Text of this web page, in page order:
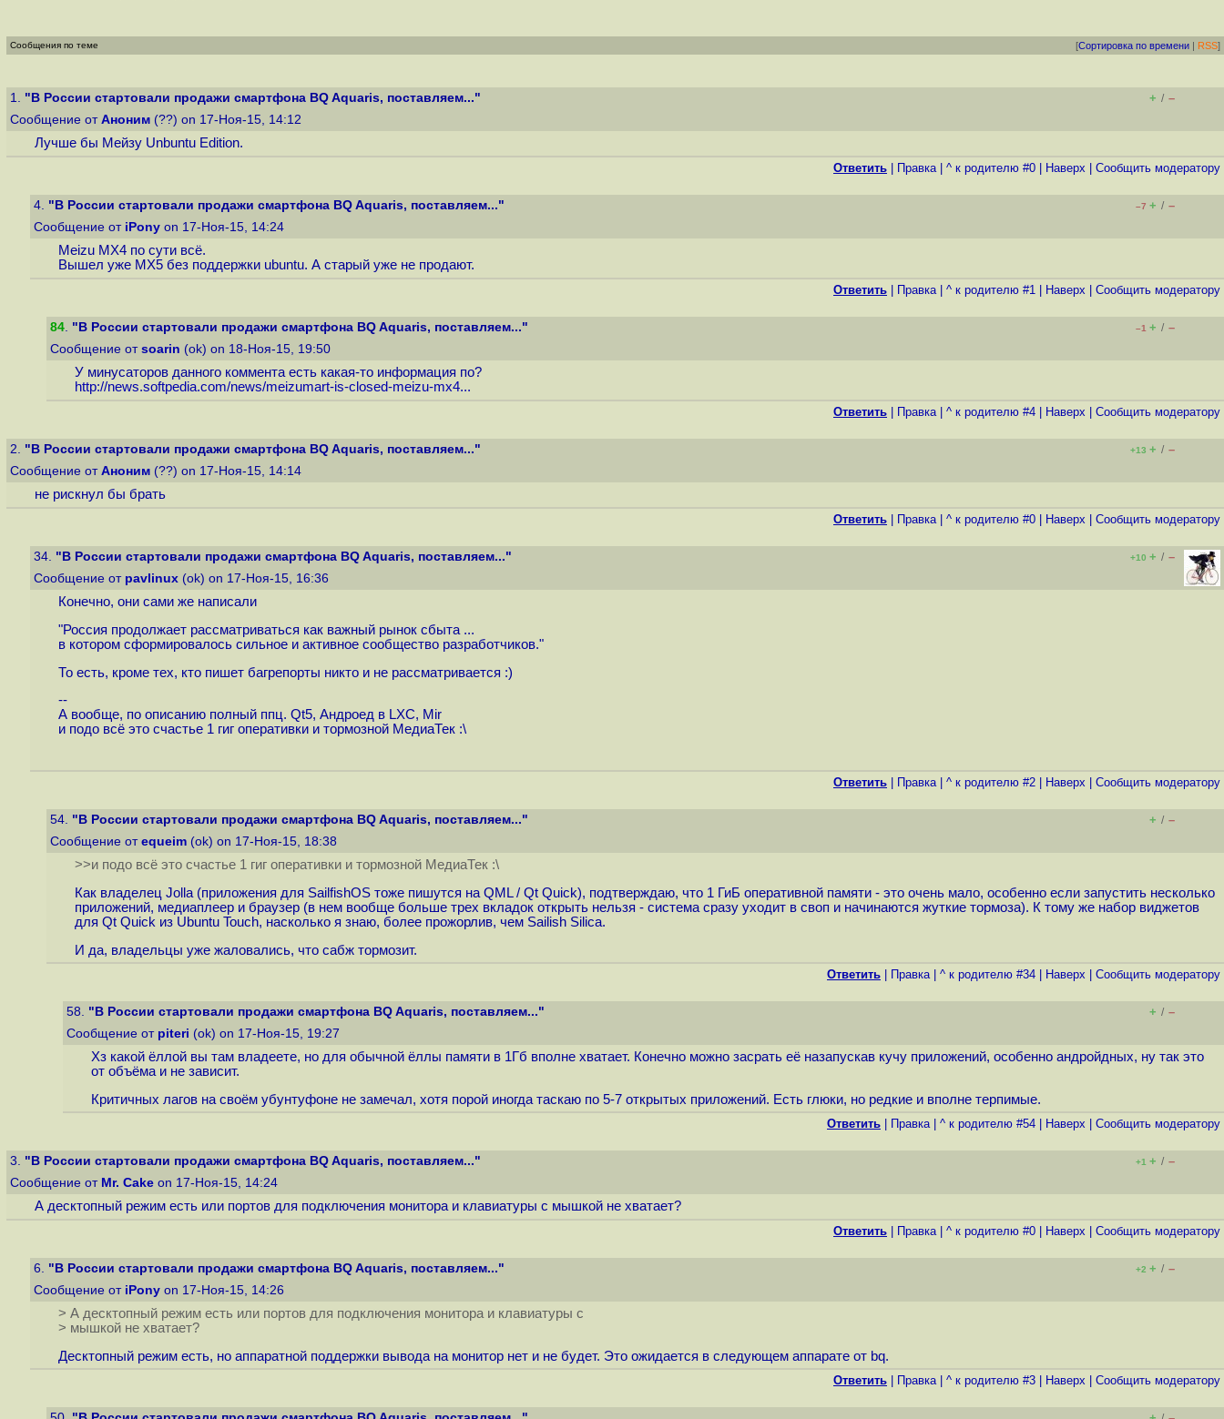
Сообщения по теме [Сортировка по времени | RSS]
1. "В России стартовали продажи смартфона BQ Aquaris, поставляем..." + / –
Сообщение от Аноним (??) on 17-Ноя-15, 14:12
Лучше бы Мейзу Unbuntu Edition.
Ответить Правка| ^ к родителю #0 Наверх Cообщить модератору
4. "В России стартовали продажи смартфона BQ Aquaris, поставляем..." –7 + / –
Сообщение от iPony on 17-Ноя-15, 14:24
Meizu MX4 по сути всё.
Вышел уже MX5 без поддержки ubuntu. А старый уже не продают.
Ответить Правка| ^ к родителю #1 Наверх Cообщить модератору
84. "В России стартовали продажи смартфона BQ Aquaris, поставляем..." –1 + / –
Сообщение от soarin (ok) on 18-Ноя-15, 19:50
У минусаторов данного коммента есть какая-то информация по?
http://news.softpedia.com/news/meizumart-is-closed-meizu-mx4...
Ответить Правка| ^ к родителю #4 Наверх Cообщить модератору
2. "В России стартовали продажи смартфона BQ Aquaris, поставляем..." +13 + / –
Сообщение от Аноним (??) on 17-Ноя-15, 14:14
не рискнул бы брать
Ответить Правка| ^ к родителю #0 Наверх Cообщить модератору
34. "В России стартовали продажи смартфона BQ Aquaris, поставляем..." +10 + / –
Сообщение от pavlinux (ok) on 17-Ноя-15, 16:36
Конечно, они сами же написали
"Россия продолжает рассматриваться как важный рынок сбыта ...
в котором сформировалось сильное и активное сообщество разработчиков."
То есть, кроме тех, кто пишет багрепорты никто и не рассматривается :)
--
А вообще, по описанию полный ппц. Qt5, Андроед в LXC, Mir
и подо всё это счастье 1 гиг оперативки и тормозной МедиаТек :\
Ответить Правка| ^ к родителю #2 Наверх Cообщить модератору
54. "В России стартовали продажи смартфона BQ Aquaris, поставляем..." + / –
Сообщение от equeim (ok) on 17-Ноя-15, 18:38
>>и подо всё это счастье 1 гиг оперативки и тормозной МедиаТек :\
Как владелец Jolla (приложения для SailfishOS тоже пишутся на QML / Qt Quick), подтверждаю, что 1 ГиБ оперативной памяти - это очень мало, особенно если запустить несколько
приложений, медиаплеер и браузер (в нем вообще больше трех вкладок открыть нельзя - система сразу уходит в своп и начинаются жуткие тормоза). К тому же набор виджетов
для Qt Quick из Ubuntu Touch, насколько я знаю, более прожорлив, чем Sailish Silica.
И да, владельцы уже жаловались, что сабж тормозит.
Ответить Правка| ^ к родителю #34 Наверх Cообщить модератору
58. "В России стартовали продажи смартфона BQ Aquaris, поставляем..." + / –
Сообщение от piteri (ok) on 17-Ноя-15, 19:27
Хз какой ёллой вы там владеете, но для обычной ёллы памяти в 1Гб вполне хватает. Конечно можно засрать её назапускав кучу приложений, особенно андройдных, ну так это
от объёма и не зависит.
Критичных лагов на своём убунтуфоне не замечал, хотя порой иногда таскаю по 5-7 открытых приложений. Есть глюки, но редкие и вполне терпимые.
Ответить Правка| ^ к родителю #54 Наверх Cообщить модератору
3. "В России стартовали продажи смартфона BQ Aquaris, поставляем..." +1 + / –
Сообщение от Mr. Cake on 17-Ноя-15, 14:24
А десктопный режим есть или портов для подключения монитора и клавиатуры с мышкой не хватает?
Ответить Правка| ^ к родителю #0 Наверх Cообщить модератору
6. "В России стартовали продажи смартфона BQ Aquaris, поставляем..." +2 + / –
Сообщение от iPony on 17-Ноя-15, 14:26
> А десктопный режим есть или портов для подключения монитора и клавиатуры с
> мышкой не хватает?
Десктопный режим есть, но аппаратной поддержки вывода на монитор нет и не будет. Это ожидается в следующем аппарате от bq.
Ответить Правка| ^ к родителю #3 Наверх Cообщить модератору